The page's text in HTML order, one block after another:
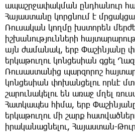
ապաշրջափակման ընդհանուր
Հայաստանը կորցնում է
Ռուսական կողմը խստորեն
իշխանությունների
այն ժամանակ, երբ Փաշինյանը
երկաթուղու կոնցեսիան գցել
Ռուսաստանից պարզորոշ
կոնցեսիան փոխանցելու որևէ
շարունակելու են առաջ մղել
Հատկապես հիմա, երբ
երկաթուղու մի շարք
իրականացնելու, Հայաստան-